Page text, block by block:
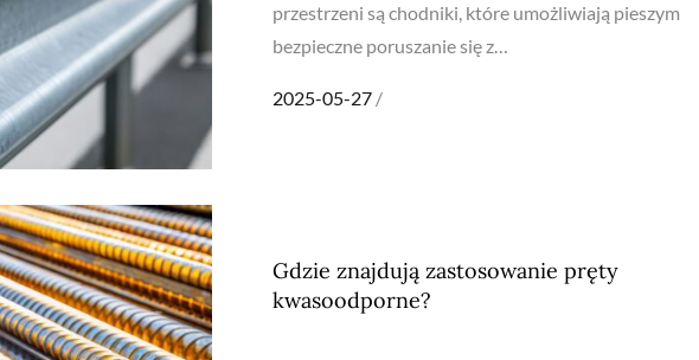
przestrzeni są chodniki, które umożliwiają pieszym
bezpieczne poruszanie się z…
Posted
2025-05-27
Gdzie znajdują zastosowanie pręty
kwasoodporne?